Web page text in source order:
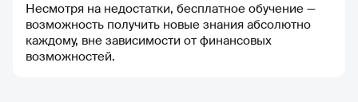
Несмотря на недостатки, бесплатное обучение —
возможность получить новые знания абсолютно
каждому, вне зависимости от финансовых
возможностей.